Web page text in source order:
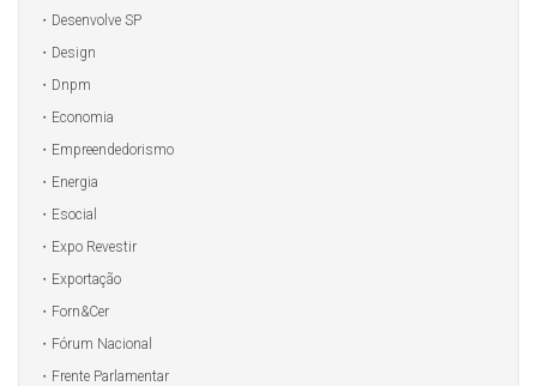
Desenvolve SP
Design
Dnpm
Economia
Empreendedorismo
Energia
Esocial
Expo Revestir
Exportação
Forn&Cer
Fórum Nacional
Frente Parlamentar